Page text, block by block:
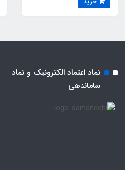
نماد اعتماد الکترونیک و نماد
ساماندهی